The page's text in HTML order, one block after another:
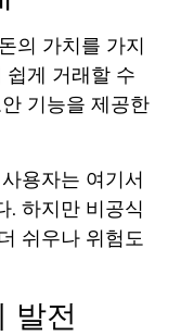
의 가치를 가지
쉽게 거래할 수
기능을 제공한
용자는 여기서
. 하지만 비공식
쉬우나 위험도
발전